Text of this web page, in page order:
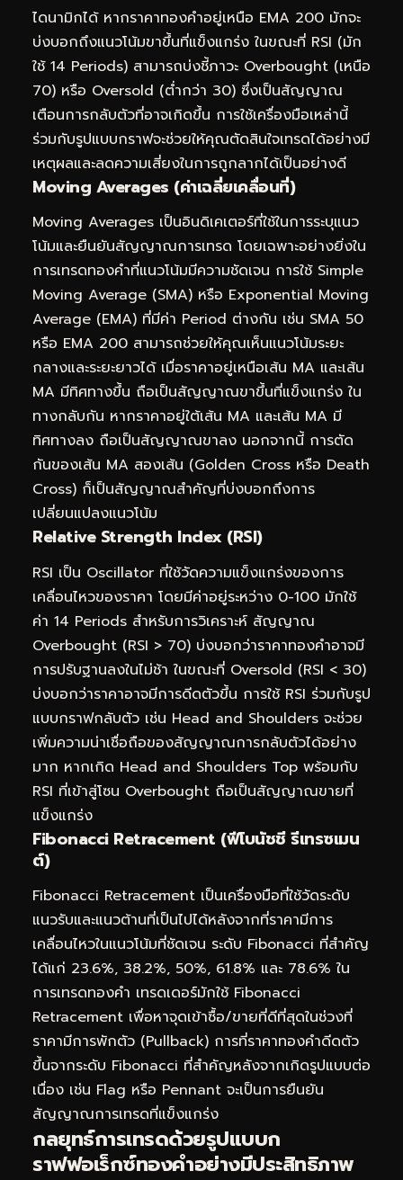
ไดนามิกได้ หากราคาทองคำอยู่เหนือ EMA 200 มักจะ
บ่งบอกถึงแนวโน้มขาขึ้นที่แข็งแกร่ง ในขณะที่ RSI (มัก
ใช้ 14 Periods) สามารถบ่งชี้ภาวะ Overbought (เหนือ
70) หรือ Oversold (ต่ำกว่า 30) ซึ่งเป็นสัญญาณ
เตือนการกลับตัวที่อาจเกิดขึ้น การใช้เครื่องมือเหล่านี้
ร่วมกับรูปแบบกราฟจะช่วยให้คุณตัดสินใจเทรดได้อย่างมี
เหตุผลและลดความเสี่ยงในการถูกลากได้เป็นอย่างดี
Moving Averages (ค่าเฉลี่ยเคลื่อนที่)
Moving Averages เป็นอินดิเคเตอร์ที่ใช้ในการระบุแนว
โน้มและยืนยันสัญญาณการเทรด โดยเฉพาะอย่างยิ่งใน
การเทรดทองคำที่แนวโน้มมีความชัดเจน การใช้ Simple
Moving Average (SMA) หรือ Exponential Moving
Average (EMA) ที่มีค่า Period ต่างกัน เช่น SMA 50
หรือ EMA 200 สามารถช่วยให้คุณเห็นแนวโน้มระยะ
กลางและระยะยาวได้ เมื่อราคาอยู่เหนือเส้น MA และเส้น
MA มีทิศทางขึ้น ถือเป็นสัญญาณขาขึ้นที่แข็งแกร่ง ใน
ทางกลับกัน หากราคาอยู่ใต้เส้น MA และเส้น MA มี
ทิศทางลง ถือเป็นสัญญาณขาลง นอกจากนี้ การตัด
กันของเส้น MA สองเส้น (Golden Cross หรือ Death
Cross) ก็เป็นสัญญาณสำคัญที่บ่งบอกถึงการ
เปลี่ยนแปลงแนวโน้ม
Relative Strength Index (RSI)
RSI เป็น Oscillator ที่ใช้วัดความแข็งแกร่งของการ
เคลื่อนไหวของราคา โดยมีค่าอยู่ระหว่าง 0-100 มักใช้
ค่า 14 Periods สำหรับการวิเคราะห์ สัญญาณ
Overbought (RSI > 70) บ่งบอกว่าราคาทองคำอาจมี
การปรับฐานลงในไม่ช้า ในขณะที่ Oversold (RSI < 30)
บ่งบอกว่าราคาอาจมีการดีดตัวขึ้น การใช้ RSI ร่วมกับรูป
แบบกราฟกลับตัว เช่น Head and Shoulders จะช่วย
เพิ่มความน่าเชื่อถือของสัญญาณการกลับตัวได้อย่าง
มาก หากเกิด Head and Shoulders Top พร้อมกับ
RSI ที่เข้าสู่โซน Overbought ถือเป็นสัญญาณขายที่
แข็งแกร่ง
Fibonacci Retracement (ฟีโบนัชชี รีเทรซเมน
ต์)
Fibonacci Retracement เป็นเครื่องมือที่ใช้วัดระดับ
แนวรับและแนวต้านที่เป็นไปได้หลังจากที่ราคามีการ
เคลื่อนไหวในแนวโน้มที่ชัดเจน ระดับ Fibonacci ที่สำคัญ
ได้แก่ 23.6%, 38.2%, 50%, 61.8% และ 78.6% ใน
การเทรดทองคำ เทรดเดอร์มักใช้ Fibonacci
Retracement เพื่อหาจุดเข้าซื้อ/ขายที่ดีที่สุดในช่วงที่
ราคามีการพักตัว (Pullback) การที่ราคาทองคำดีดตัว
ขึ้นจากระดับ Fibonacci ที่สำคัญหลังจากเกิดรูปแบบต่อ
เนื่อง เช่น Flag หรือ Pennant จะเป็นการยืนยัน
สัญญาณการเทรดที่แข็งแกร่ง
กลยุทธ์การเทรดด้วยรูปแบบก
ราฟฟอเร็กซ์ทองคำอย่างมีประสิทธิภาพ